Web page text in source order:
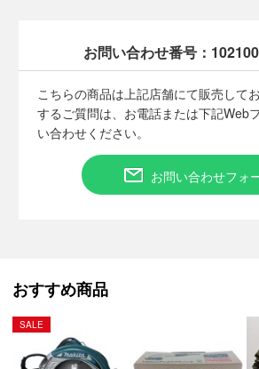
【使用予定配送業者】佐川急便 飛脚宅配
【こちらの商品は在庫連動システムを導
ョップと併売を行なっておりますが、タイ
の反映が間に合わず欠品となってしまう
売切れの場合は、ご購入をキャンセルさせ
います。】
■弊社からは、ご落札やご購入いただいた
行なっております。
評価ご不要のお客様は、ご落札・ご購入を
お問い合わせ番号：
こちらの商品は上記店舗にて販売して
するご質問は、お電話または下記Web
い合わせください。
お問い合わせフォ
おすすめ商品
SALE